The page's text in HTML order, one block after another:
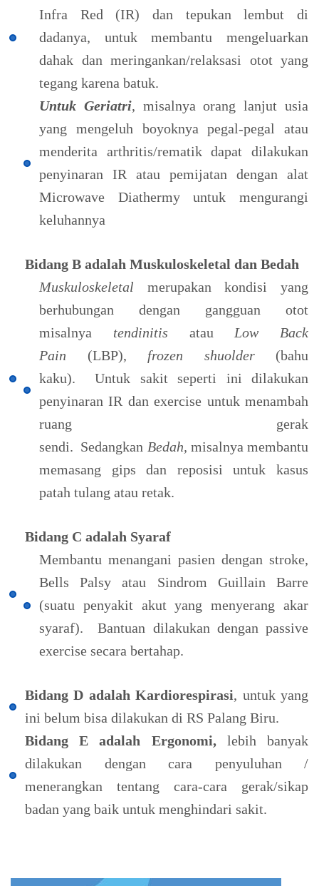
Infra Red (IR) dan tepukan lembut di
dadanya, untuk membantu mengeluarkan
dahak dan meringankan/relaksasi otot yang
tegang karena batuk.
Untuk Geriatri, misalnya orang lanjut usia
yang mengeluh boyoknya pegal-pegal atau
menderita arthritis/rematik dapat dilakukan
penyinaran IR atau pemijatan dengan alat
Microwave Diathermy untuk mengurangi
keluhannya
Bidang B adalah Muskuloskeletal dan Bedah
Muskuloskeletal merupakan kondisi yang
berhubungan dengan gangguan otot
misalnya tendinitis atau Low Back
Pain (LBP), frozen shuolder(bahu
kaku). Untuk sakit seperti ini dilakukan
penyinaran IR dan exercise untuk menambah
ruang gerak
sendi. Sedangkan Bedah, misalnya membantu
memasang gips dan reposisi untuk kasus
patah tulang atau retak.
Bidang C adalah Syaraf
Membantu menangani pasien dengan stroke,
Bells Palsy atau Sindrom Guillain Barre
(suatu penyakit akut yang menyerang akar
syaraf). Bantuan dilakukan dengan passive
exercise secara bertahap.
Bidang D adalah Kardiorespirasi, untuk yang
ini belum bisa dilakukan di RS Palang Biru.
Bidang E adalah Ergonomi, lebih banyak
dilakukan dengan cara penyuluhan /
menerangkan tentang cara-cara gerak/sikap
badan yang baik untuk menghindari sakit.